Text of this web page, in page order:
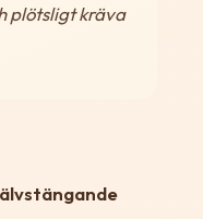
plötsligt kräva